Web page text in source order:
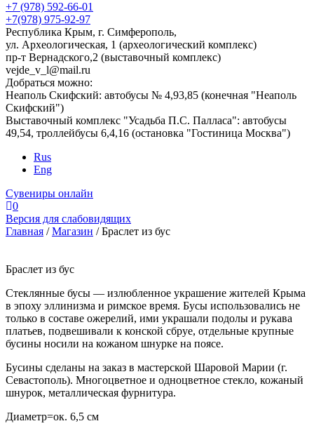
+7 (978) 592-66-01
+7(978) 975-92-97
Республика Крым, г. Симферополь,
ул. Археологическая, 1 (археологический комплекс)
пр-т Вернадского,2 (выставочный комплекс)
vejde_v_l@mail.ru
Добраться можно:
Неаполь Скифский: автобусы № 4,93,85 (конечная "Неаполь
Скифский")
Выставочный комплекс "Усадьба П.С. Палласа": автобусы
49,54, троллейбусы 6,4,16 (остановка "Гостиница Москва")
Rus
Eng
Сувениры онлайн
0
Версия для слабовидящих
Главная /Магазин /Браслет из бус
Браслет из бус
Стеклянные бусы — излюбленное украшение жителей Крыма
в эпоху эллинизма и римское время. Бусы использовались не
только в составе ожерелий, ими украшали подолы и рукава
платьев, подвешивали к конской сбруе, отдельные крупные
бусины носили на кожаном шнурке на поясе.
Бусины сделаны на заказ в мастерской Шаровой Марии (г.
Севастополь). Многоцветное и одноцветное стекло, кожаный
шнурок, металлическая фурнитура.
Диаметр=ок. 6,5 см